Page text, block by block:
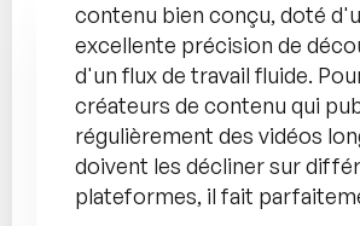
contenu bien conçu, doté
excellente précision de
d'un flux de travail fluide.
créateurs de contenu qui
régulièrement des vidéos
doivent les décliner sur
plateformes, il fait